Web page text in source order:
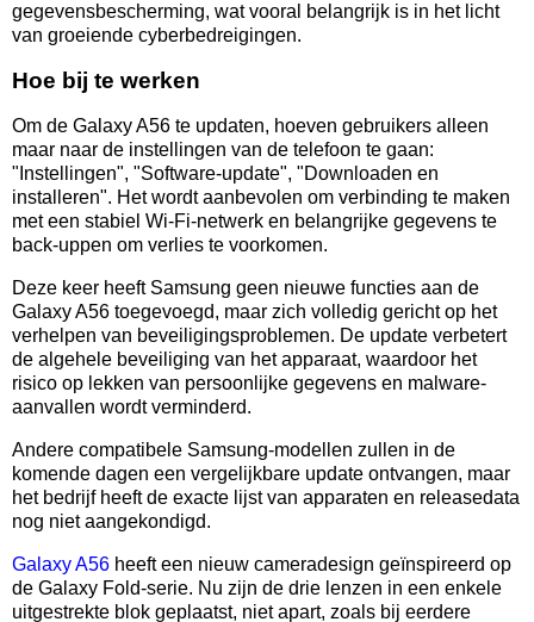
gegevensbescherming, wat vooral belangrijk is in het licht
van groeiende cyberbedreigingen.
Hoe bij te werken
Om de Galaxy A56 te updaten, hoeven gebruikers alleen
maar naar de instellingen van de telefoon te gaan:
"Instellingen", "Software-update", "Downloaden en
installeren". Het wordt aanbevolen om verbinding te maken
met een stabiel Wi-Fi-netwerk en belangrijke gegevens te
back-uppen om verlies te voorkomen.
Deze keer heeft Samsung geen nieuwe functies aan de
Galaxy A56 toegevoegd, maar zich volledig gericht op het
verhelpen van beveiligingsproblemen. De update verbetert
de algehele beveiliging van het apparaat, waardoor het
risico op lekken van persoonlijke gegevens en malware-
aanvallen wordt verminderd.
Andere compatibele Samsung-modellen zullen in de
komende dagen een vergelijkbare update ontvangen, maar
het bedrijf heeft de exacte lijst van apparaten en releasedata
nog niet aangekondigd.
Galaxy A56 heeft een nieuw cameradesign geïnspireerd op
de Galaxy Fold-serie. Nu zijn de drie lenzen in een enkele
uitgestrekte blok geplaatst, niet apart, zoals bij eerdere